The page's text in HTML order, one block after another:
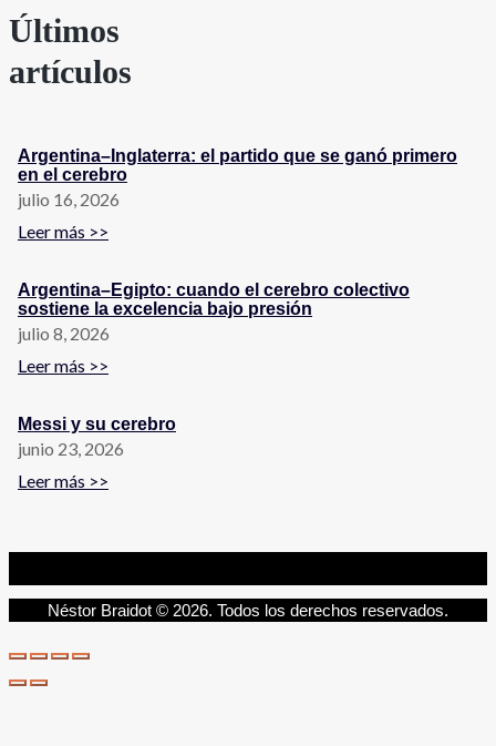
Últimos
artículos
Argentina–Inglaterra: el partido que se ganó primero
en el cerebro
julio 16, 2026
Leer más >>
Argentina–Egipto: cuando el cerebro colectivo
sostiene la excelencia bajo presión
julio 8, 2026
Leer más >>
Messi y su cerebro
junio 23, 2026
Leer más >>
Néstor Braidot © 2026. Todos los derechos reservados.